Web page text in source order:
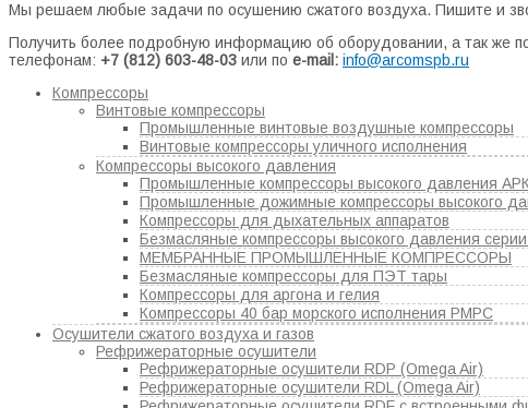
Мы решаем любые задачи по осушению сжатого воздуха. Пишите и
Получить более подробную информацию об оборудовании, а так же
телефонам: +7 (812) 603-48-03 или по e-mail: info@arcomspb.ru
Компрессоры
Винтовые компрессоры
Промышленные винтовые воздушные компрессоры
Винтовые компрессоры уличного исполнения
Компрессоры высокого давления
Промышленные компрессоры высокого давления
Промышленные дожимные компрессоры высокого
Компрессоры для дыхательных аппаратов
Безмасляные компрессоры высокого давления
МЕМБРАННЫЕ ПРОМЫШЛЕННЫЕ КОМПРЕССОРЫ
Безмасляные компрессоры для ПЭТ тары
Компрессоры для аргона и гелия
Компрессоры 40 бар морского исполнения РМРС
Осушители сжатого воздуха и газов
Рефрижераторные осушители
Рефрижераторные осушители RDP (Omega Air)
Рефрижераторные осушители RDL (Omega Air)